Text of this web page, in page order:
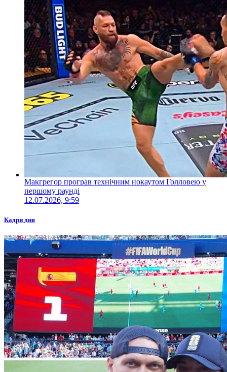
Макгрегор програв технічним нокаутом Голловею у
першому раунді
12.07.2026, 9:59
Кадри дня